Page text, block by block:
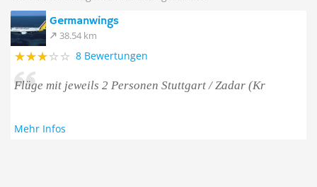
Germanwings
38.54 km
8 Bewertungen
Flüge mit jeweils 2 Personen Stuttgart / Zadar (Kr
Mehr Infos